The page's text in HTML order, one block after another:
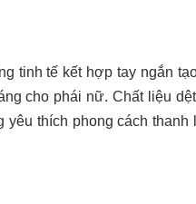
tinh tế kết hợp tay ngắn
cho phái nữ. Chất liệu
thích phong cách thanh